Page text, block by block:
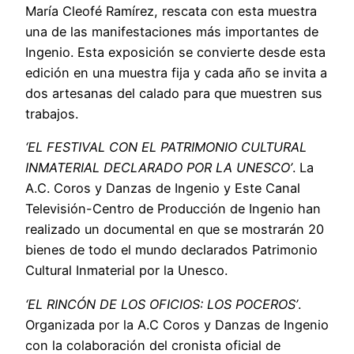
María Cleofé Ramírez, rescata con esta muestra
una de las manifestaciones más importantes de
Ingenio. Esta exposición se convierte desde esta
edición en una muestra fija y cada año se invita a
dos artesanas del calado para que muestren sus
trabajos.
‘EL FESTIVAL CON EL PATRIMONIO CULTURAL
INMATERIAL DECLARADO POR LA UNESCO’. La
A.C. Coros y Danzas de Ingenio y Este Canal
Televisión-Centro de Producción de Ingenio han
realizado un documental en que se mostrarán 20
bienes de todo el mundo declarados Patrimonio
Cultural Inmaterial por la Unesco.
‘EL RINCÓN DE LOS OFICIOS: LOS POCEROS’.
Organizada por la A.C Coros y Danzas de Ingenio
con la colaboración del cronista oficial de